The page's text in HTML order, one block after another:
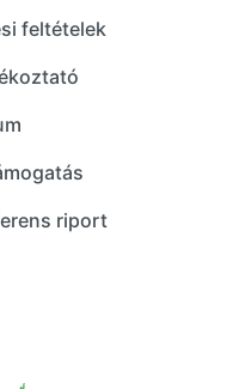
feltételek
riport